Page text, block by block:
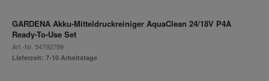
GARDENA Akku-Mitteldruckreiniger AquaClean 24/18V P4A
Ready-To-Use Set
Art.-Nr. 54792799
Lieferzeit: 7-10 Arbeitstage